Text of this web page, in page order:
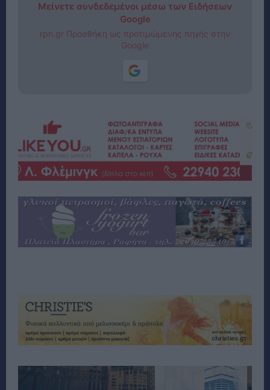
Μείνετε συνδεδεμένοι μέσω των Ειδήσεων
Google
rpn.gr Προσθήκη ως προτιμώμενης πηγής στην
Google